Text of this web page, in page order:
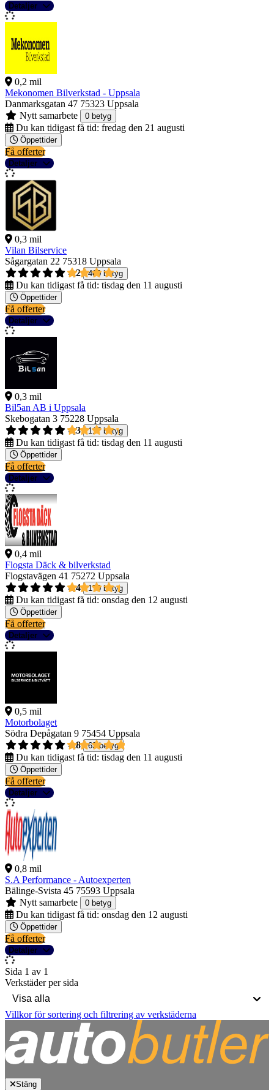
Detaljer
0,2 mil
Mekonomen Bilverkstad - Uppsala
Danmarksgatan 47 75323 Uppsala
Nytt samarbete
0 betyg
Du kan tidigast få tid: fredag den 21 augusti
Öppettider
Få offerter
Detaljer
0,3 mil
Vilan Bilservice
Sågargatan 22 75318 Uppsala
4,2
460 betyg
Du kan tidigast få tid: tisdag den 11 augusti
Öppettider
Få offerter
Detaljer
0,3 mil
Bil5an AB i Uppsala
Skebogatan 3 75228 Uppsala
4,3
117 betyg
Du kan tidigast få tid: tisdag den 11 augusti
Öppettider
Få offerter
Detaljer
0,4 mil
Flogsta Däck & bilverkstad
Flogstavägen 41 75272 Uppsala
4,4
170 betyg
Du kan tidigast få tid: onsdag den 12 augusti
Öppettider
Få offerter
Detaljer
0,5 mil
Motorbolaget
Södra Depågatan 9 75454 Uppsala
4,8
63 betyg
Du kan tidigast få tid: tisdag den 11 augusti
Öppettider
Få offerter
Detaljer
0,8 mil
S.A Performance - Autoexperten
Bälinge-Svista 45 75593 Uppsala
Nytt samarbete
0 betyg
Du kan tidigast få tid: onsdag den 12 augusti
Öppettider
Få offerter
Detaljer
Sida 1 av 1
Verkstäder per sida
Villkor för sortering och filtrering av verkstäderna
Stäng